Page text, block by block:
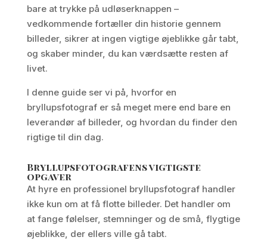
bare at trykke på udløserknappen –
vedkommende fortæller din historie gennem
billeder, sikrer at ingen vigtige øjeblikke går tabt,
og skaber minder, du kan værdsætte resten af
livet.
I denne guide ser vi på, hvorfor en
bryllupsfotograf er så meget mere end bare en
leverandør af billeder, og hvordan du finder den
rigtige til din dag.
Bryllupsfotografens vigtigste
opgaver
At hyre en professionel bryllupsfotograf handler
ikke kun om at få flotte billeder. Det handler om
at fange følelser, stemninger og de små, flygtige
øjeblikke, der ellers ville gå tabt.